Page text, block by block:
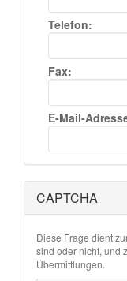
Telefon:
Fax:
E-Mail-
CAPTCHA
Diese Frage dient
sind oder nicht, und
Übermittlungen.